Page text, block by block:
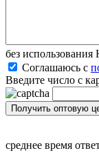
без
Соглашаюсь с
Введите число с
среднее время